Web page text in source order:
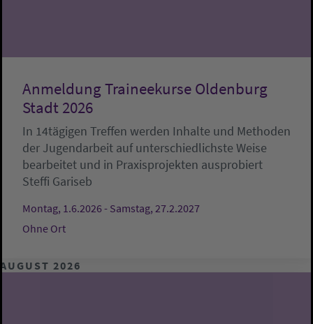
Anmeldung Traineekurse Oldenburg
Stadt 2026
In 14tägigen Treffen werden Inhalte und Methoden
der Jugendarbeit auf unterschiedlichste Weise
bearbeitet und in Praxisprojekten ausprobiert
Steffi Gariseb
Montag, 1.6.2026 - Samstag, 27.2.2027
Ohne Ort
AUGUST 2026